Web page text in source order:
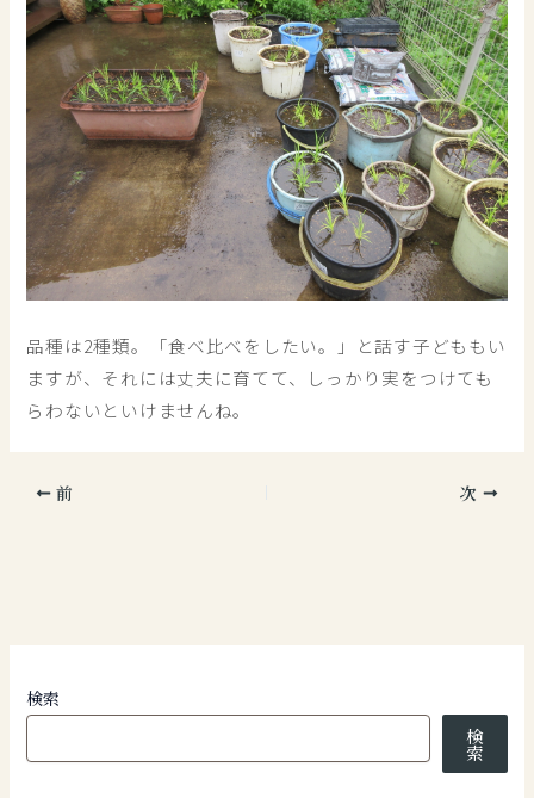
品種は2種類。「食べ比べをしたい。」と話す子どももい
ますが、それには丈夫に育てて、しっかり実をつけても
らわないといけませんね。
前 次
検索
検
索